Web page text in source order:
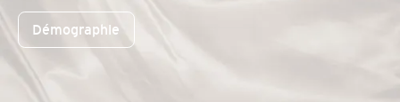
Démographie